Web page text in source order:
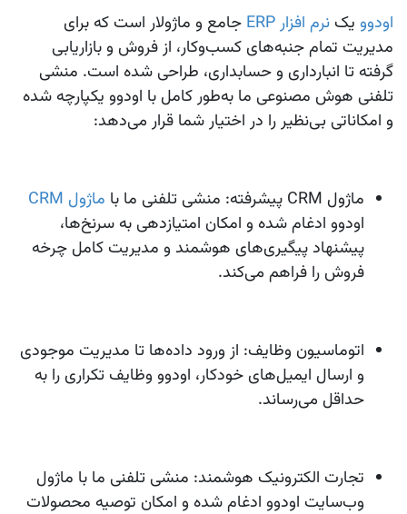
اودوو یک نرم افزار ERP
جامع و ماژولار است که برای
مدیریت تمام جنبه‌های کسب‌وکار، از فروش و بازاریابی
گرفته تا انبارداری و حسابداری، طراحی شده است. منشی
تلفنی هوش مصنوعی ما به‌طور کامل با اودوو یکپارچه شده
و امکاناتی بی‌نظیر را در اختیار شما قرار می‌دهد:
ماژول CRM پیشرفته : منشی تلفنی ما با ماژول CRM
اودوو ادغام شده و امکان امتیازدهی به سرنخ‌ها،
پیشنهاد پیگیری‌های هوشمند و مدیریت کامل چرخه
فروش را فراهم می‌کند.
اتوماسیون وظایف: از ورود داده‌ها تا مدیریت موجودی
و ارسال ایمیل‌های خودکار، اودوو وظایف تکراری را به
حداقل می‌رساند.
تجارت الکترونیک هوشمند: منشی تلفنی ما با ماژول
وب‌سایت اودوو ادغام شده و امکان توصیه محصولات